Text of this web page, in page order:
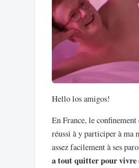
Hello los amigos!
En France, le
réussi à y participer à ma
assez facilement à ses
a tout quitter pour vivre